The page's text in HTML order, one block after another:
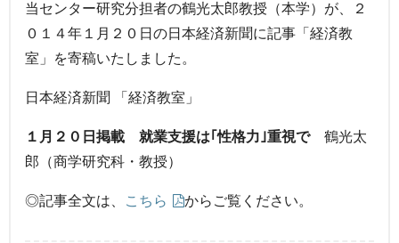
当センター研究分担者の鶴光太郎教授（本学）が、２
０１４年１月２０日の日本経済新聞に記事「経済教
室」を寄稿いたしました。
日本経済新聞 「経済教室」
１月２０日掲載 就業支援は｢性格力｣重視で鶴光太
郎（商学研究科・教授）
◎記事全文は、 こちら からご覧ください。